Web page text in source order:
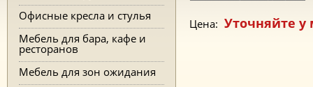
Офисные кресла и стулья
Мебель для бара, кафе и
ресторанов
Мебель для зон ожидания
Цена: Уточняйте